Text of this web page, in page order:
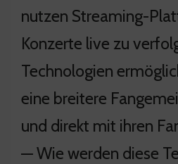
nutzen Streaming-
Konzerte live zu
Technologien
eine breitere
und direkt mit ihren
— Wie werden diese